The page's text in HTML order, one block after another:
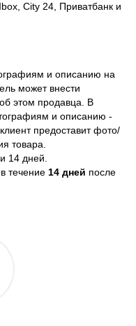
City 24, Приватбанк и
и описанию на
может внести
этом продавца. В
и описанию -
предоставит фото/
товара.
14 дней.
течение 14 дней после